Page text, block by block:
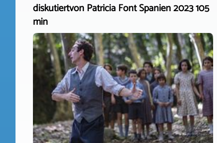
diskutiertvon Patricia Font Spanien 2023 105
min